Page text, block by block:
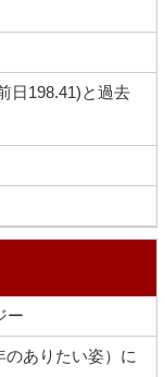
日198.41)と過去
ー
ありたい姿）に